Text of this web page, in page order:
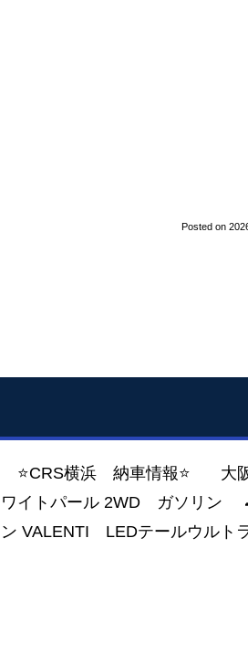
Posted on
⭐CRS横浜 納車情報⭐ 大
ワイトパール 2WD ガソリン
ン VALENTI LEDテールウル